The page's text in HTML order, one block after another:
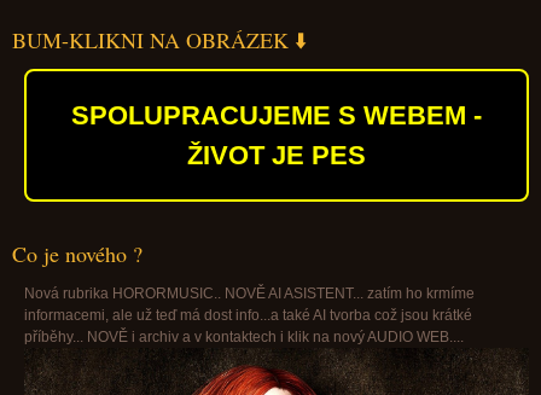
BUM-KLIKNI NA OBRÁZEK ⬇️
SPOLUPRACUJEME S WEBEM -
ŽIVOT JE PES
Co je nového ?
Nová rubrika HORORMUSIC.. NOVĚ AI ASISTENT... zatím ho krmíme
informacemi, ale už teď má dost info...a také AI tvorba což jsou krátké
příběhy... NOVĚ i archiv a v kontaktech i klik na nový AUDIO WEB....